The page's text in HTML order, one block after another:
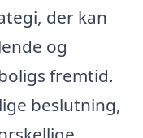
der kan
og
fremtid.
beslutning,